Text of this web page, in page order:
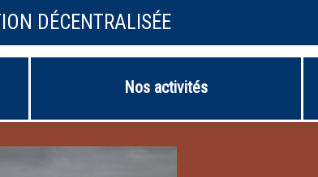
DÉCENTRALISÉE
Nos activités